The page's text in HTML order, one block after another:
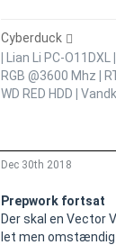
Cyberduck
Lian Li PC-O11DXL
RGB @3600 Mhz
WD RED HDD
Dec 30th 2018
Prepwork fortsat
Der skal en Vector
let men omstændig